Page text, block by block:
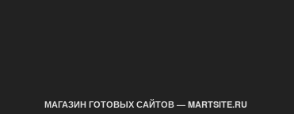
МАГАЗИН ГОТОВЫХ САЙТОВ — MARTSITE.RU